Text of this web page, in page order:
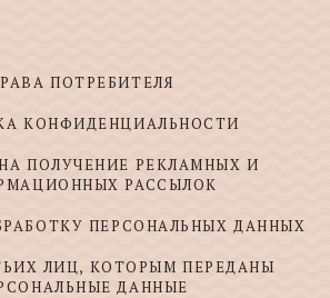
ПОТРЕБИТЕЛЯ
КОНФИДЕНЦИАЛЬНОСТИ
ПОЛУЧЕНИЕ РЕКЛАМНЫХ И
РАССЫЛОК
ПЕРСОНАЛЬНЫХ ДАННЫХ
ЛИЦ, КОТОРЫМ ПЕРЕДАНЫ
ДАННЫЕ